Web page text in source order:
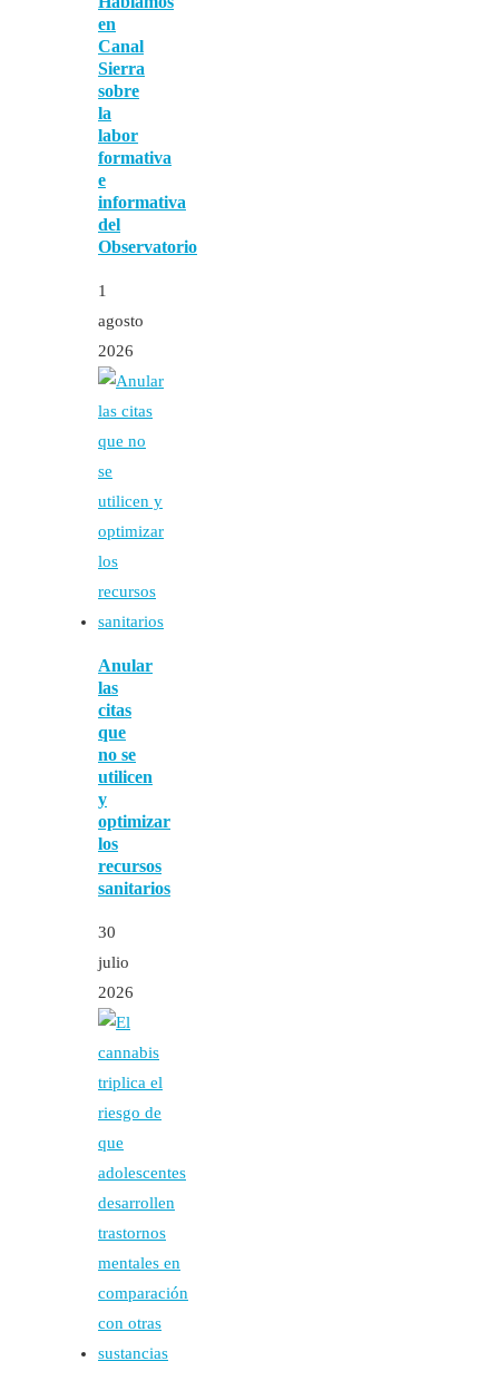
en
Canal
Sierra
sobre
la
labor
formativa
e
informativa
del
Observatorio
1
agosto
2026
Anular
las
citas
que
no se
utilicen
y
optimizar
los
recursos
sanitarios
30
julio
2026